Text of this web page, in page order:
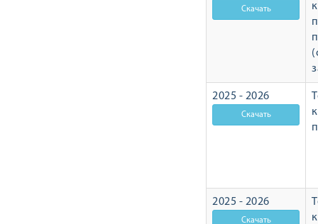
2025 - 2026
2025 - 2026